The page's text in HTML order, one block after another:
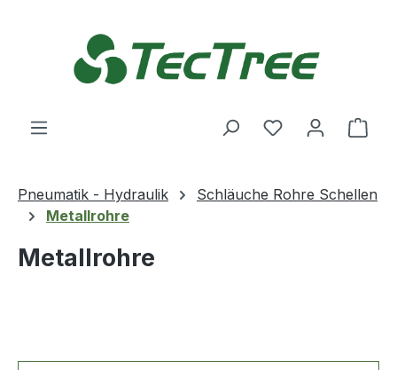
Du hast 0
Pneumatik - Hydraulik
Schläuche Rohre Schellen
Metallrohre
Metallrohre